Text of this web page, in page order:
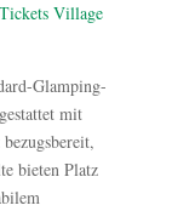
Village
Glamping-
mit
bieten Platz